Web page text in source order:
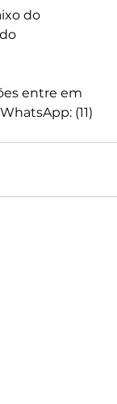
do
entre em
(11)